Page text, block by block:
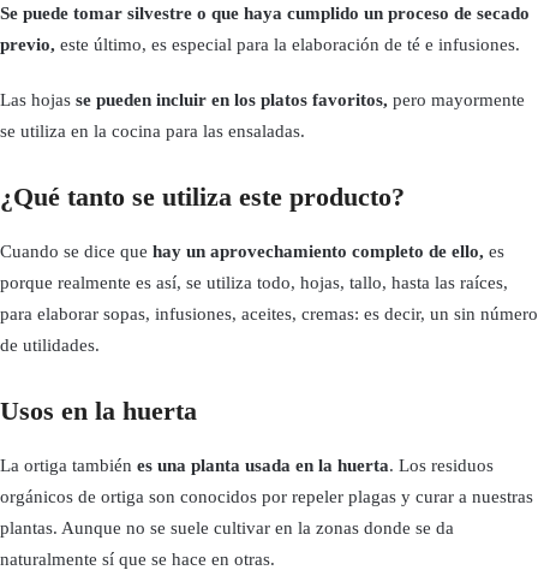
Se puede tomar silvestre o que haya cumplido un proceso de secado
previo, este último, es especial para la elaboración de té e infusiones.
Las hojas se pueden incluir en los platos favoritos, pero mayormente
se utiliza en la cocina para las ensaladas.
¿Qué tanto se utiliza este producto?
Cuando se dice que hay un aprovechamiento completo de ello, es
porque realmente es así, se utiliza todo, hojas, tallo, hasta las raíces,
para elaborar sopas, infusiones, aceites, cremas: es decir, un sin número
de utilidades.
Usos en la huerta
La ortiga también es una planta usada en la huerta. Los residuos
orgánicos de ortiga son conocidos por repeler plagas y curar a nuestras
plantas. Aunque no se suele cultivar en la zonas donde se da
naturalmente sí que se hace en otras.